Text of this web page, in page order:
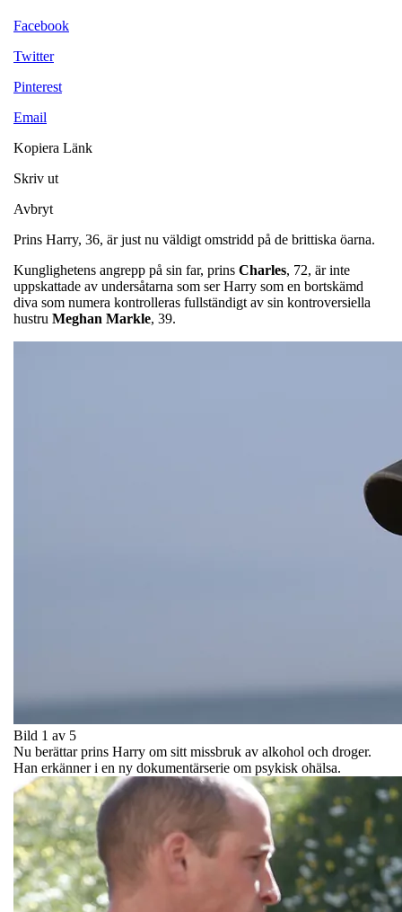
Facebook
Twitter
Pinterest
Email
Kopiera Länk
Skriv ut
Avbryt
Prins Harry, 36, är just nu väldigt omstridd på de brittiska öarna.
Kunglighetens angrepp på sin far, prins Charles, 72, är inte
uppskattade av undersåtarna som ser Harry som en bortskämd
diva som numera kontrolleras fullständigt av sin kontroversiella
hustru Meghan Markle, 39.
Bild 1 av 5
Nu berättar prins Harry om sitt missbruk av alkohol och droger.
Han erkänner i en ny dokumentärserie om psykisk ohälsa.